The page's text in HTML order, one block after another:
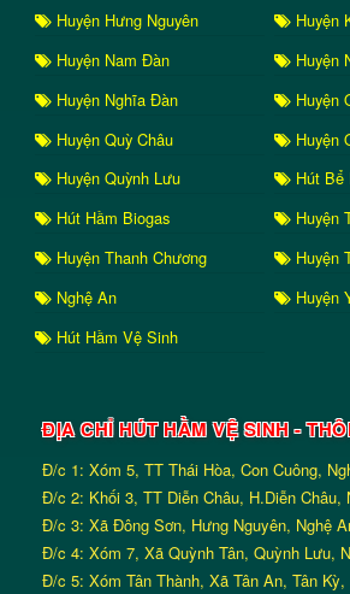
Huyện Hưng Nguyên
Huyện
Huyện Nam Đàn
Huyện
Huyện Nghĩa Đàn
Huyện
Huyện Quỳ Châu
Huyện
Huyện Quỳnh Lưu
Hút Bể
Hút Hầm Biogas
Huyện
Huyện Thanh Chương
Huyện
Nghệ An
Huyện
Hút Hầm Vệ Sinh
ĐỊA CHỈ HÚT HẦM VỆ SINH -
Đ/c 1: Xóm 5, TT Thái Hòa, Con Cuông,
Đ/c 2: Khối 3, TT Diễn Châu, H.Diễn Châu,
Đ/c 3: Xã Đông Sơn, Hưng Nguyên, Nghệ
Đ/c 4: Xóm 7, Xã Quỳnh Tân, Quỳnh Lưu,
Đ/c 5: Xóm Tân Thành, Xã Tân An, Tân Kỳ,